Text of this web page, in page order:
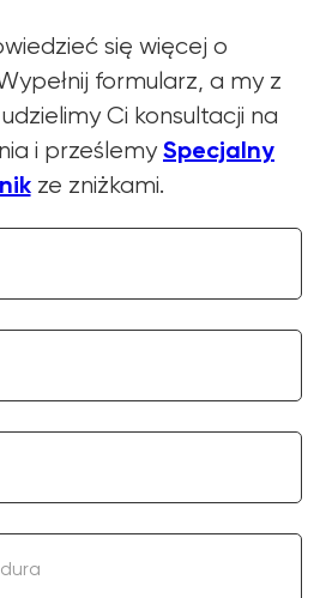
się więcej o
formularz, a my z
Ci konsultacji na
i prześlemySpecjalny
ze zniżkami.